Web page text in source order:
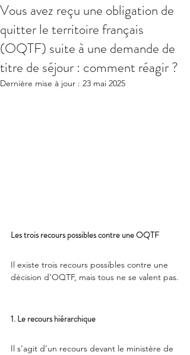
Vous avez reçu une obligation de
quitter le territoire français
(OQTF) suite à une demande de
titre de séjour : comment réagir ?
Dernière mise à jour : 23 mai 2025
Les trois recours possibles contre une OQTF
Il existe trois recours possibles contre une
décision d’OQTF, mais tous ne se valent pas.
1. Le recours hiérarchique
Il s’agit d’un recours devant le ministère de